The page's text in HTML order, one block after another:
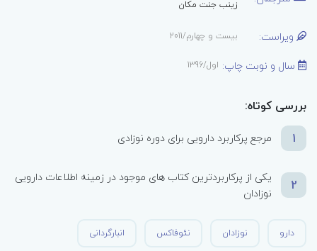
زینب جنت مکان
ویراست: بیست و چهارم/2011
سال و نوبت چاپ: اول/1396
بررسی کوتاه:
1
مرجع پرکاربرد دارویی برای دوره نوزادی
2
یکی از پرکاربردترین کتاب های موجود در زمینه اطلاعات دارویی
نوزادان
دارو نوزادان نئوفاکس انبارگردانی